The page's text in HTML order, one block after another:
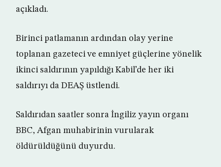
açıkladı.
Birinci patlamanın ardından olay yerine
toplanan gazeteci ve emniyet güçlerine yönelik
ikinci saldırının yapıldığı Kabil’de her iki
saldırıyı da DEAŞ üstlendi.
Saldırıdan saatler sonra İngiliz yayın organı
BBC, Afgan muhabirinin vurularak
öldürüldüğünü duyurdu.